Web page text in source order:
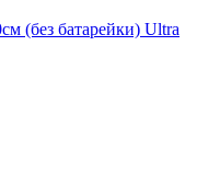
(без батарейки) Ultra